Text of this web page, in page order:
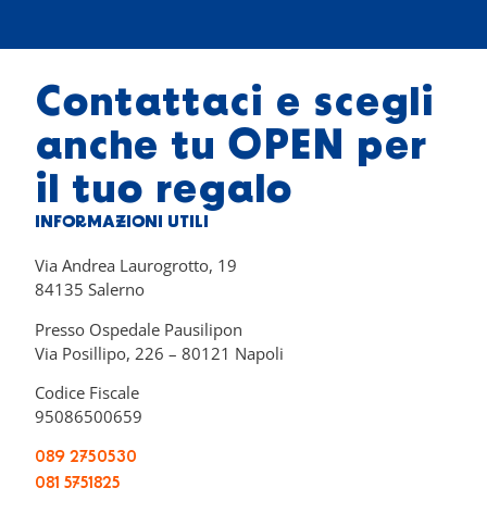
Contattaci e scegli
anche tu OPEN per
il tuo regalo
INFORMAZIONI UTILI
Via Andrea Laurogrotto, 19
84135 Salerno
Presso Ospedale Pausilipon
Via Posillipo, 226 – 80121 Napoli
Codice Fiscale
95086500659
089 2750530
081 5751825